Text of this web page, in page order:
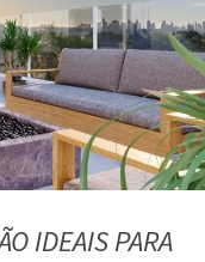
IDEAIS PARA